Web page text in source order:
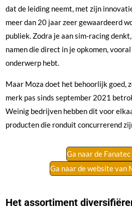
dat de leiding neemt, met zijn
meer dan 20 jaar zeer gewaardeerd
publiek. Zodra je aan sim-racing
namen die direct in je opkomen,
onderwerp hebt.
Maar Moza doet het behoorlijk goed,
merk pas sinds september 2021
Weinig bedrijven hebben dit voor
producten die ronduit concurrerend
Ga naar de
Ga naar de website van
Het assortiment